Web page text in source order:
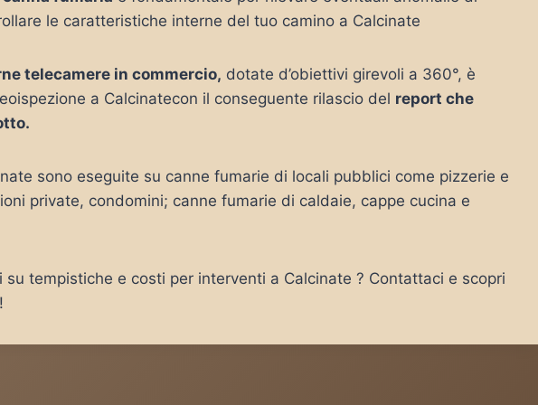
le caratteristiche interne del tuo camino a Calcinate
telecamere in commercio, dotate d’obiettivi girevoli a 360°, è
a Calcinatecon il conseguente rilascio del report che
sono eseguite su canne fumarie di locali pubblici come pizzerie e
private, condomini; canne fumarie di caldaie, cappe cucina e
su tempistiche e costi per interventi a Calcinate ? Contattaci e scopri